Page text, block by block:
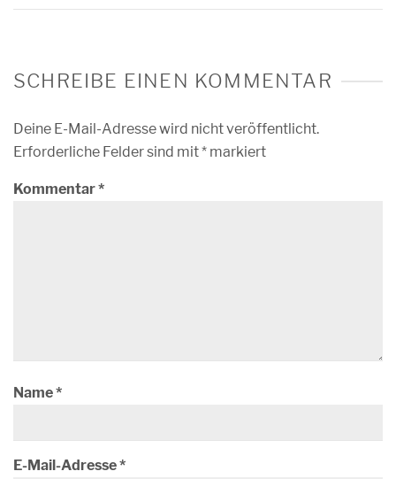
SCHREIBE EINEN KOMMENTAR
Deine E-Mail-Adresse wird nicht veröffentlicht.
Erforderliche Felder sind mit* markiert
Kommentar*
Name*
E-Mail-Adresse*